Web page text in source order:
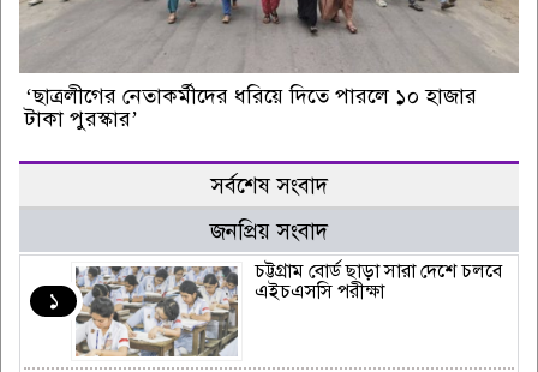
‘ছাত্রলীগের নেতাকর্মীদের ধরিয়ে দিতে পারলে ১০ হাজার
টাকা পুরস্কার’
সর্বশেষ সংবাদ
জনপ্রিয় সংবাদ
১
চট্টগ্রাম বোর্ড ছাড়া সারা দেশে চলবে
এইচএসসি পরীক্ষা